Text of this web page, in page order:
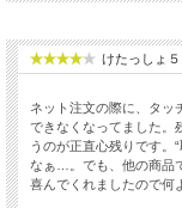
けたっしょ
ネット注文の際に、タッ
できなくなってました。
うのが正直心残りです。
なぁ…。でも、他の商品
喜んでくれましたので何